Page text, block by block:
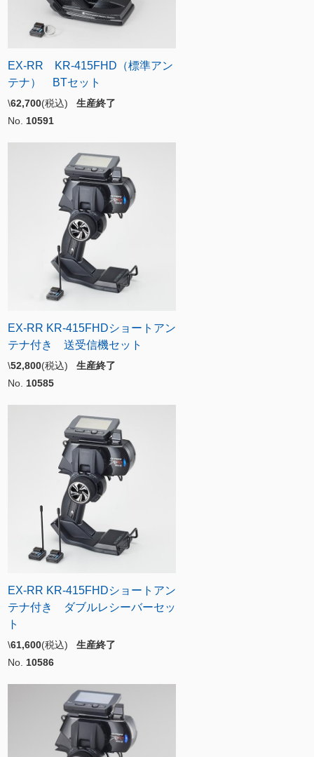
EX-RR KR-415FHD（標準アン
テナ） BTセット
\62,700(税込) 生産終了
No. 10591
EX-RR KR-415FHDショートアン
テナ付き 送受信機セット
\52,800(税込) 生産終了
No. 10585
EX-RR KR-415FHDショートアン
テナ付き ダブルレシーバーセッ
ト
\61,600(税込) 生産終了
No. 10586